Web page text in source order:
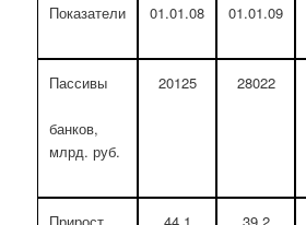
Показатели 01.01.08 01.01.09
Пассивы
банков,
млрд. руб.
20125 28022
Прирост 44,1 39,2